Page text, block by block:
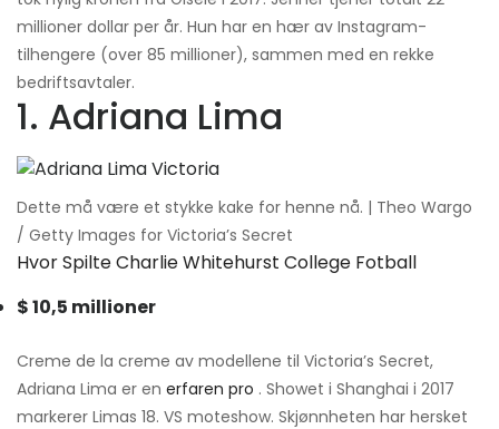
millioner dollar per år. Hun har en hær av Instagram-
tilhengere (over 85 millioner), sammen med en rekke
bedriftsavtaler.
1. Adriana Lima
Dette må være et stykke kake for henne nå. | Theo Wargo
/ Getty Images for Victoria’s Secret
Hvor Spilte Charlie Whitehurst College Fotball
$ 10,5 millioner
Creme de la creme av modellene til Victoria’s Secret,
Adriana Lima er en erfaren pro . Showet i Shanghai i 2017
markerer Limas 18. VS moteshow. Skjønnheten har hersket